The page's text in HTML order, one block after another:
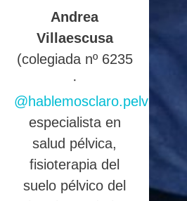
Andrea
Villaescusa
(colegiada nº 6235
·
@hablemosclaro.pelvic
),
especialista en
salud pélvica,
fisioterapia del
suelo pélvico del